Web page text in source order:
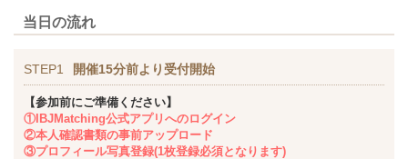
当日の流れ
STEP1 開催15分前より受付開始
【参加前にご準備ください】
①IBJMatching公式アプリへのログイン
②本人確認書類の事前アップロード
③プロフィール写真登録(1枚登録必須となります)